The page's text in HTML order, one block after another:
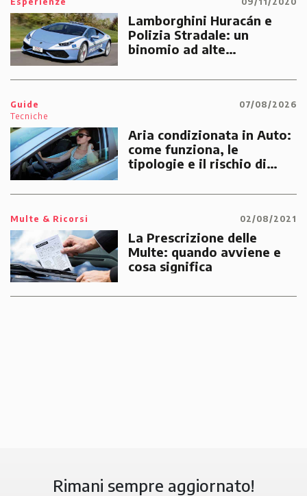
Lamborghini Huracán e
Polizia Stradale: un
binomio ad alte
emergenze dei cittadini
Guide
Tecniche
07/08/2026
Aria condizionata in Auto:
come funziona, le
tipologie e il rischio di
Multe & Ricorsi 02/08/2021
La Prescrizione delle
Multe: quando avviene e
cosa significa
Rimani sempre aggiornato!